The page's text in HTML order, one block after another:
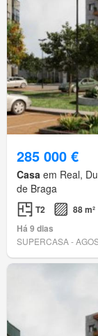
285 000 €
Casa em Real,
de Braga
T2
88 m²
Há 9 dias
SUPERCASA -